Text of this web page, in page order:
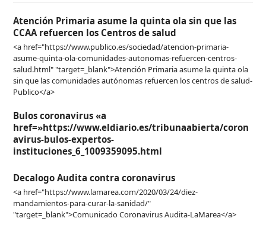
Atención Primaria asume la quinta ola sin que las
CCAA refuercen los Centros de salud
<a href="https://www.publico.es/sociedad/atencion-primaria-
asume-quinta-ola-comunidades-autonomas-refuercen-centros-
salud.html" "target=_blank">Atención Primaria asume la quinta ola
sin que las comunidades autónomas refuercen los centros de salud-
Publico</a>
Bulos coronavirus «a
href=»https://www.eldiario.es/tribunaabierta/coron
avirus-bulos-expertos-
instituciones_6_1009359095.html
Decalogo Audita contra coronavirus
<a href="https://www.lamarea.com/2020/03/24/diez-
mandamientos-para-curar-la-sanidad/"
"target=_blank">Comunicado Coronavirus Audita-LaMarea</a>